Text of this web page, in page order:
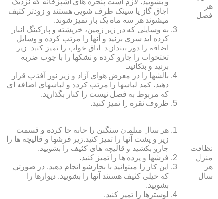
هر
فصل
اجاق گاز یا سینک ظرف شویی هستند و زودتر کثیف
می‏شوند هر سه ماه یک بار تمیز شوند.
به وسایلی که در زیر زمین، خرپشته و پارکینگ انبار
کرده‏ اید سری بزنید و آنها را مرتب کرده و وسایل
اضافه را دور بیندازید. اتاق خواب را تمیز کنید. زیر
تختخواب را جارو کرده و تشک‏ها را با چوب ضربه
بزنید و بتکانید.
بالش‏ها را در معرض هوای آزاد و زیر نور آفتاب قرار
دهید. کمد لباس‏ها را مرتب کرده و لباس‏های اضافه ای
که مربوط به فصل نیست را کنار بگذارید.
ظروف نقره را تمیز کنید.
نظافت
منزل
هر
سال
هر سال مبلمان سنگین را جابه جا کرده و قسمت
زیر و پشت آنها را تمیز کنید.زیر فرش‏ها و قالیچه‏ ها را
جارو بکشید و قالیچه‏ های کثیف را بشویید.
فرش‏ها و پرده ‏ها را تمیز کنید.
این کار را می‏توانید با بخارشو انجام دهید. در صورتی
که خیلی کثیف هستند آنها را بشویید. دیوارها را
بشویید.
لوسترها را تمیز کنید.